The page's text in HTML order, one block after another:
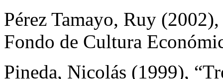
Pérez Tamayo, Ruy (2002),
Fondo de Cultura
Pineda, Nicolás (1999),